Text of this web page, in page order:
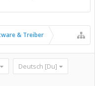
& Treiber
Deutsch [Du]